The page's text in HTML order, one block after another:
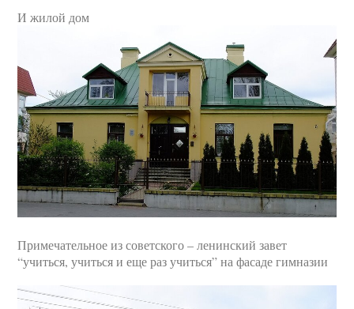
И жилой дом
Примечательное из советского – ленинский завет
“учиться, учиться и еще раз учиться” на фасаде гимназии